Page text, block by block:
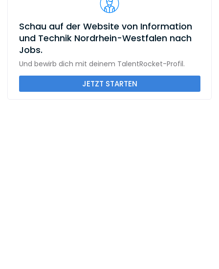
Schau auf der Website von Information
und Technik Nordrhein-Westfalen nach
Jobs.
Und bewirb dich mit deinem TalentRocket-Profil.
JETZT STARTEN